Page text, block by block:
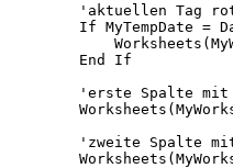
'aktuellen Tag
If MyTempDate =
        End If
'erste Spalte mit
'zweite Spalte